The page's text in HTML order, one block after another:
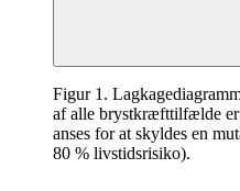
Figur 1.
af alle brystkræfttilfælde
anses for at skyldes en
80 % livstidsrisiko).